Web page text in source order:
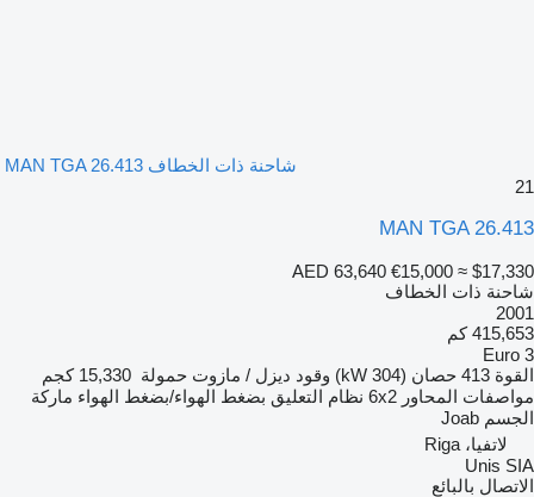
شاحنة ذات الخطاف MAN TGA 26.413
21
MAN TGA 26.413
AED 63,640 €15,000 ≈ $17,330
شاحنة ذات الخطاف
2001
415,653 كم
Euro 3
القوة 413 حصان (304 kW) وقود ديزل / مازوت حمولة 15,330 كجم
مواصفات المحاور 6x2 نظام التعليق بضغط الهواء/بضغط الهواء ماركة
الجسم Joab
لاتفيا، Riga
Unis SIA
الاتصال بالبائع